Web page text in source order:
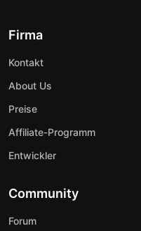
Firma
Kontakt
About Us
Preise
Affiliate-Programm
Entwickler
Community
Forum